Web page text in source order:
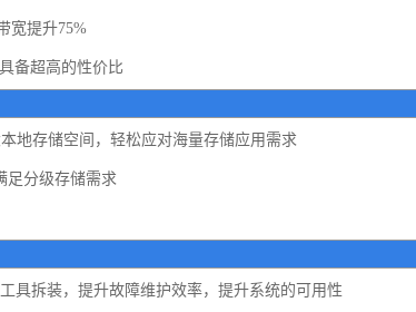
存带宽提升75%
备超高的性价比
地存储空间，轻松应对海量存储应用需求
足分级存储需求
具拆装，提升故障维护效率，提升系统的可用性